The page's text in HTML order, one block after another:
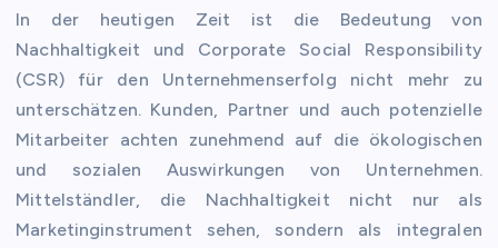
In der heutigen Zeit ist die Bedeutung von
Nachhaltigkeit und Corporate Social Responsibility
(CSR) für den Unternehmenserfolg nicht mehr zu
unterschätzen. Kunden, Partner und auch potenzielle
Mitarbeiter achten zunehmend auf die ökologischen
und sozialen Auswirkungen von Unternehmen.
Mittelständler, die Nachhaltigkeit nicht nur als
Marketinginstrument sehen, sondern als integralen